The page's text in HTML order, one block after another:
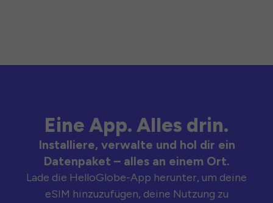
Eine App. Alles drin.
Installiere, verwalte und hol dir ein
Datenpaket – alles an einem Ort.
Lade die HelloGlobe-App herunter, um deine
eSIM hinzuzufügen, deine Nutzung zu